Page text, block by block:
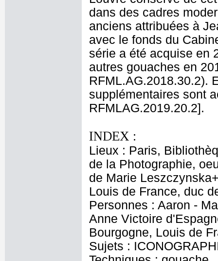
dans des cadres
anciens attribuées à
avec le fonds du
série a été acquise en
autres gouaches en
RFML.AG.2018.30.2).
supplémentaires sont
RFMLAG.2019.20.2].
INDEX :
Lieux : Paris,
de la Photographie,
de Marie
Louis de France, duc
Personnes : Aaron -
Anne Victoire
Bourgogne, Louis de
Sujets :